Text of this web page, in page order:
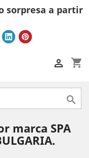
sorpresa a partir
shopping_cart


marca SPA